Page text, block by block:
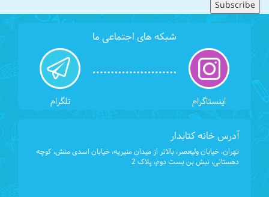
شبکه های اجتماعی ما
اینستاگرام تلگرام
آدرس خانه کتابدار
تهران، خیابان ولیعصر، بالاتر از میدان منیریه، خیابان اسدی منش، کوچه
دهستانی، نبش بن بست دوم، پلاک 2